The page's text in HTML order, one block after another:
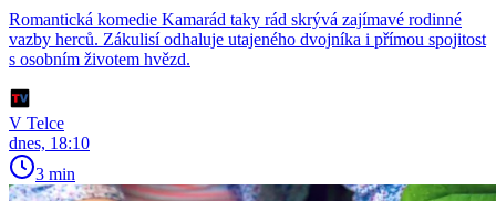
Romantická komedie Kamarád taky rád skrývá zajímavé rodinné
vazby herců. Zákulisí odhaluje utajeného dvojníka i přímou spojitost
s osobním životem hvězd.
V Telce
dnes, 18:10
3 min